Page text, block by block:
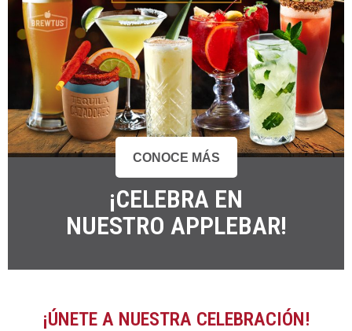
CONOCE MÁS
¡CELEBRA EN
NUESTRO APPLEBAR!
¡ÚNETE A NUESTRA CELEBRACIÓN!